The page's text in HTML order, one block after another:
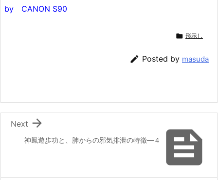
by CANON S90
 形示し
 Posted by masuda

神鳳遊歩功と、肺からの邪気排泄の特徴―４

Next